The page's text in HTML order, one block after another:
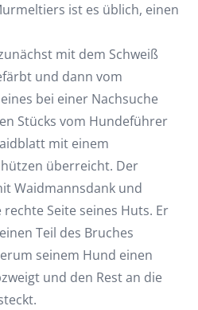
ist es üblich, einen
mit dem Schweiß
und dann vom
bei einer Nachsuche
Stücks vom Hundeführer
mit einem
überreicht. Der
Waidmannsdank und
Seite seines Huts. Er
Teil des Bruches
seinem Hund einen
und den Rest an die